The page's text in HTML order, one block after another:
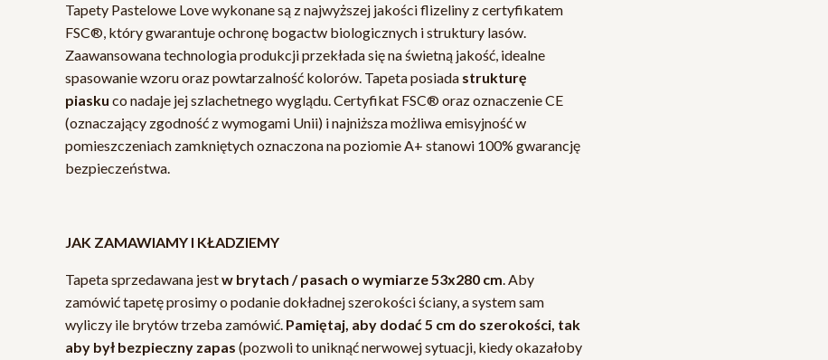
Tapety Pastelowe Love wykonane są z najwyższej jakości flizeliny z certyfikatem
FSC®, który gwarantuje ochronę bogactw biologicznych i struktury lasów.
Zaawansowana technologia produkcji przekłada się na świetną jakość, idealne
spasowanie wzoru oraz powtarzalność kolorów. Tapeta posiada strukturę
piasku co nadaje jej szlachetnego wyglądu. Certyfikat FSC® oraz oznaczenie CE
(oznaczający zgodność z wymogami Unii) i najniższa możliwa emisyjność w
pomieszczeniach zamkniętych oznaczona na poziomie A+ stanowi 100% gwarancję
bezpieczeństwa.
JAK ZAMAWIAMY I KŁADZIEMY
Tapeta sprzedawana jestw brytach / pasach o wymiarze 53x280 cm. Aby
zamówić tapetę prosimy o podanie dokładnej szerokości ściany, a system sam
wyliczy ile brytów trzeba zamówić. Pamiętaj, aby dodać 5 cm do szerokości, tak
aby był bezpieczny zapas (pozwoli to uniknąć nerwowej sytuacji, kiedy okazałoby